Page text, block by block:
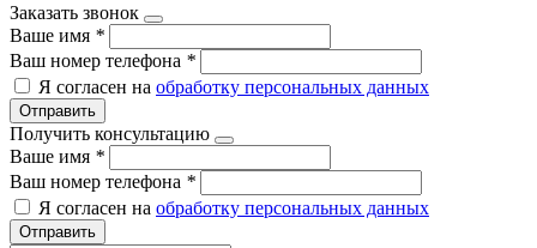
Заказать звонок
Ваше имя *
Ваш номер телефона *
Я согласен на обработку персональных данных
Отправить
Получить консультацию
Ваше имя *
Ваш номер телефона *
Я согласен на обработку персональных данных
Отправить